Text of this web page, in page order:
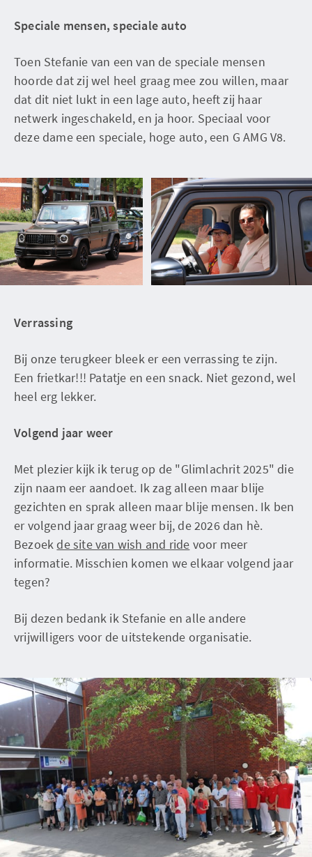
Speciale mensen, speciale auto
Toen Stefanie van een van de speciale mensen
hoorde dat zij wel heel graag mee zou willen, maar
dat dit niet lukt in een lage auto, heeft zij haar
netwerk ingeschakeld, en ja hoor. Speciaal voor
deze dame een speciale, hoge auto, een G AMG V8.
Verrassing
Bij onze terugkeer bleek er een verrassing te zijn.
Een frietkar!!! Patatje en een snack. Niet gezond, wel
heel erg lekker.
Volgend jaar weer
Met plezier kijk ik terug op de "Glimlachrit 2025" die
zijn naam eer aandoet. Ik zag alleen maar blije
gezichten en sprak alleen maar blije mensen. Ik ben
er volgend jaar graag weer bij, de 2026 dan hè.
Bezoek de site van wish and ride voor meer
informatie. Misschien komen we elkaar volgend jaar
tegen?
Bij dezen bedank ik Stefanie en alle andere
vrijwilligers voor de uitstekende organisatie.